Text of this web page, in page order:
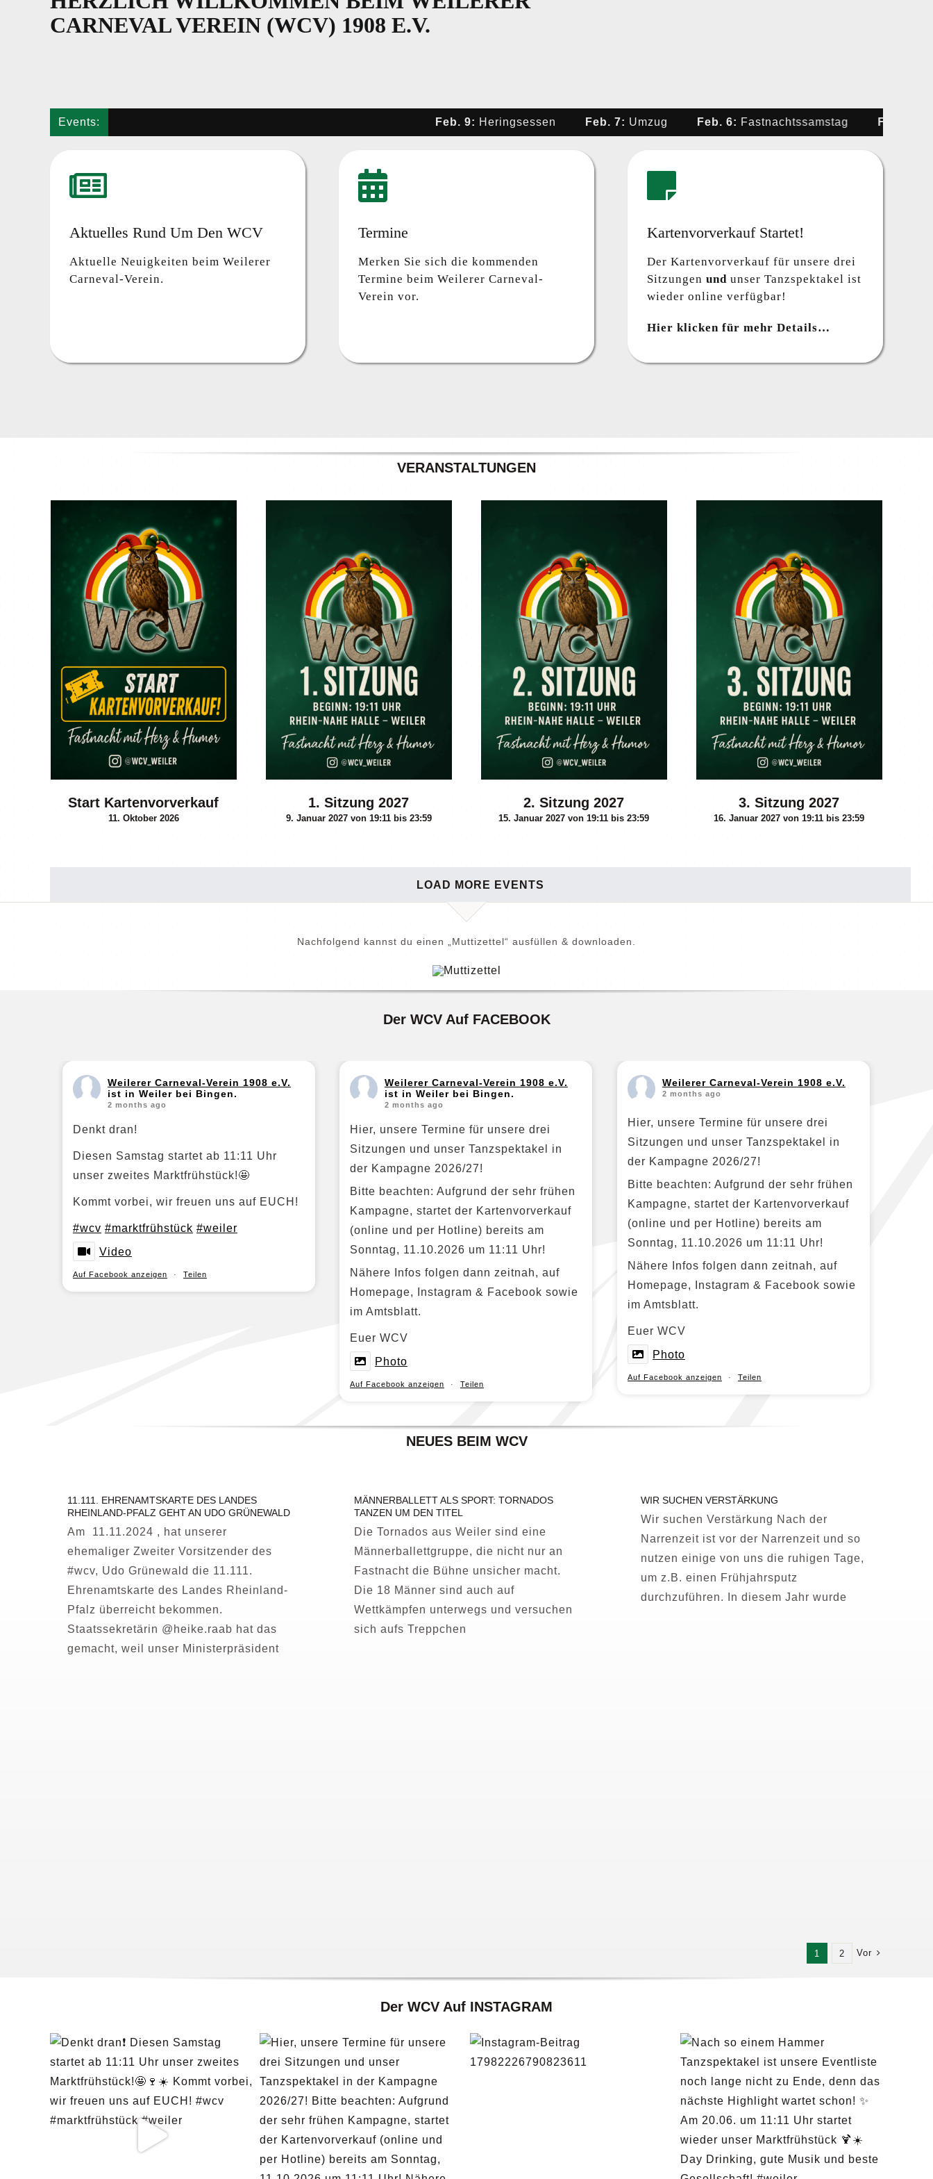
CARNEVAL VEREIN (WCV) 1908 E.V.
Events: Heringsessen Feb. 7: Umzug Feb. 6: Fastnachtssamstag Feb. 4: Altweiber
Aktuelles Rund Um Den WCV
Aktuelle Neuigkeiten beim Weilerer
Carneval-Verein.
Termine
Merken Sie sich die kommenden
Termine beim Weilerer Carneval-
Verein vor.
Kartenvorverkauf Startet!
Der Kartenvorverkauf für unsere drei
Sitzungen undunser Tanzspektakel ist
wieder online verfügbar!
Hier klicken für mehr Details…
VERANSTALTUNGEN
Start Kartenvorverkauf
11. Oktober 2026
1. Sitzung 2027
9. Januar 2027 von 19:11bis 23:59
2. Sitzung 2027
15. Januar 2027 von 19:11 bis23:59
3. Sitzung 2027
16. Januar 2027 von 19:11 bis23:59
LOAD MORE EVENTS
Nachfolgend kannst du einen „Muttizettel“ ausfüllen & downloaden.
Der WCV Auf FACEBOOK
Weilerer Carneval-Verein 1908 e.V.
ist in Weiler bei Bingen.
2 months ago
Denkt dran!
Diesen Samstag startet ab 11:11 Uhr
unser zweites Marktfrühstück!🤩
Kommt vorbei, wir freuen uns auf EUCH!
#wcv #marktfrühstück #weiler
Video
Auf Facebook anzeigen · Teilen
Weilerer Carneval-Verein 1908 e.V.
ist in Weiler bei Bingen.
2 months ago
Hier, unsere Termine für unsere drei
Sitzungen und unser Tanzspektakel in
der Kampagne 2026/27!
Bitte beachten: Aufgrund der sehr frühen
Kampagne, startet der Kartenvorverkauf
(online und per Hotline) bereits am
Sonntag, 11.10.2026 um 11:11 Uhr!
Nähere Infos folgen dann zeitnah, auf
Homepage, Instagram & Facebook sowie
im Amtsblatt.
Euer WCV
Photo
Auf Facebook anzeigen · Teilen
Weilerer Carneval-Verein 1908 e.V.
2 months ago
Hier, unsere Termine für unsere drei
Sitzungen und unser Tanzspektakel in
der Kampagne 2026/27!
Bitte beachten: Aufgrund der sehr frühen
Kampagne, startet der Kartenvorverkauf
(online und per Hotline) bereits am
Sonntag, 11.10.2026 um 11:11 Uhr!
Nähere Infos folgen dann zeitnah, auf
Homepage, Instagram & Facebook sowie
im Amtsblatt.
Euer WCV
Photo
Auf Facebook anzeigen · Teilen
NEUES BEIM WCV
11.111. EHRENAMTSKARTE DES LANDES
RHEINLAND-PFALZ GEHT AN UDO GRÜNEWALD
Am 11.11.2024 , hat unserer
ehemaliger Zweiter Vorsitzender des
#wcv, Udo Grünewald die 11.111.
Ehrenamtskarte des Landes Rheinland-
Pfalz überreicht bekommen.
Staatssekretärin @heike.raab hat das
gemacht, weil unser Ministerpräsident
MÄNNERBALLETT ALS SPORT: TORNADOS
TANZEN UM DEN TITEL
Die Tornados aus Weiler sind eine
Männerballettgruppe, die nicht nur an
Fastnacht die Bühne unsicher macht.
Die 18 Männer sind auch auf
Wettkämpfen unterwegs und versuchen
sich aufs Treppchen
WIR SUCHEN VERSTÄRKUNG
Wir suchen Verstärkung Nach der
Narrenzeit ist vor der Narrenzeit und so
nutzen einige von uns die ruhigen Tage,
um z.B. einen Frühjahrsputz
durchzuführen. In diesem Jahr wurde
1 2 Vor
Der WCV Auf INSTAGRAM